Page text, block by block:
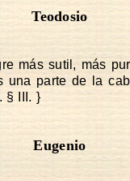
Teodosio
más sutil, más
una parte de la
§ III. }
Eugenio